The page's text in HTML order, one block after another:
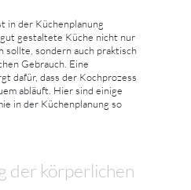
in der Küchenplanung
gestaltete Küche nicht nur
sollte, sondern auch praktisch
Gebrauch. Eine
dafür, dass der Kochprozess
abläuft. Hier sind einige
in der Küchenplanung so
der körperlichen